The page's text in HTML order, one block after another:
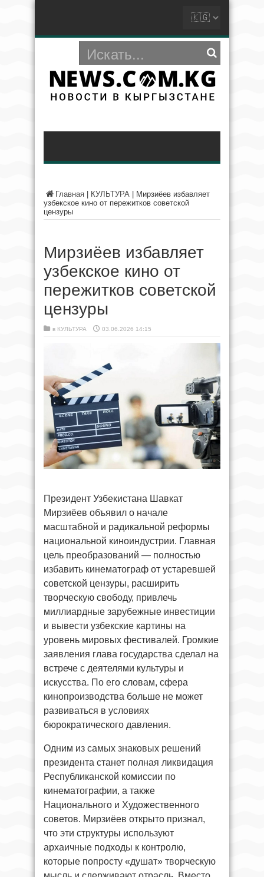
Главная КУЛЬТУРА
Мирзиёев избавляет
узбекское кино от пережитков советской
цензуры
Мирзиёев избавляет
узбекское кино от
пережитков советской
цензуры
в КУЛЬТУРА 03.06.2026 14:15
Президент Узбекистана Шавкат
Мирзиёев объявил о начале
масштабной и радикальной реформы
национальной киноиндустрии. Главная
цель преобразований — полностью
избавить кинематограф от устаревшей
советской цензуры, расширить
творческую свободу, привлечь
миллиардные зарубежные инвестиции
и вывести узбекские картины на
уровень мировых фестивалей. Громкие
заявления глава государства сделал на
встрече с деятелями культуры и
искусства. По его словам, сфера
кинопроизводства больше не может
развиваться в условиях
бюрократического давления.
Одним из самых знаковых решений
президента станет полная ликвидация
Республиканской комиссии по
кинематографии, а также
Национального и Художественного
советов. Мирзиёев открыто признал,
что эти структуры используют
архаичные подходы к контролю,
которые попросту «душат» творческую